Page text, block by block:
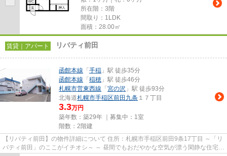
所在階：3階
間取り：1LDK
面積：28.00㎡
賃貸｜アパート リバティ前田
函館本線 「 手稲 」駅 徒歩35分
函館本線 「 稲穂 」駅 徒歩46分
札幌市営東西線 「 宮の沢 」駅 徒歩93分
北海道札幌市手稲区前田九条 １７丁目
3.3万円
築年数：築29年 ｜募集中： 1室
階数：2階建
【リバティ前田】の物件詳細について 住所：札幌市手稲区前田9条17丁目 ～「リ
バティ前田」のここがイチオシ～ ～ 昼間でもおだやかな空気が漂う閑静な住宅街